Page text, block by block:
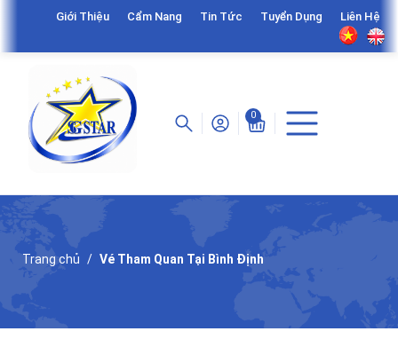
Giới Thiệu Cẩm Nang Tin Tức Tuyển Dụng Liên Hệ
0
Trang chủ Vé Tham Quan Tại Bình Định